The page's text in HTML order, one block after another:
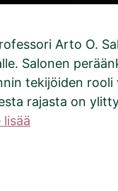
Arto O.
Salonen
tekijöiden
rajasta on
lisää